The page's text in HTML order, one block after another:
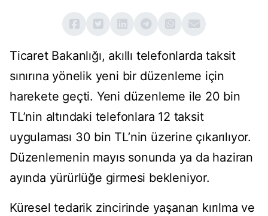
Ticaret Bakanlığı, akıllı telefonlarda taksit
sınırına yönelik yeni bir düzenleme için
harekete geçti. Yeni düzenleme ile 20 bin
TL’nin altındaki telefonlara 12 taksit
uygulaması 30 bin TL’nin üzerine çıkarılıyor.
Düzenlemenin mayıs sonunda ya da haziran
ayında yürürlüğe girmesi bekleniyor.
Küresel tedarik zincirinde yaşanan kırılma ve